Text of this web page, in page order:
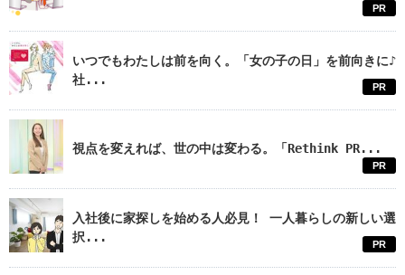
PR
いつでもわたしは前を向く。「女の子の日」を前向きに♪
社...
PR
視点を変えれば、世の中は変わる。「Rethink PR...
PR
入社後に家探しを始める人必見！ 一人暮らしの新しい選
択...
PR